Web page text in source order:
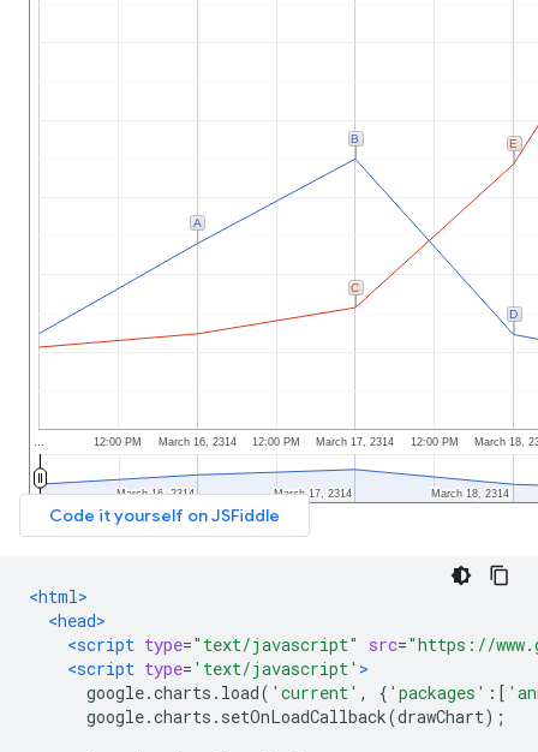
<html>
<head>
<script type="text/javascript" src="https://
<script type= 'text/javascript' >
google.charts . load( 'current' , { 'packages' :[
google.charts . setOnLoadCallback(drawChart);